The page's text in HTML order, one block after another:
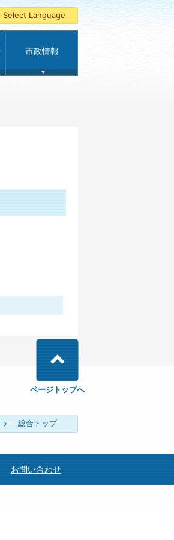
Select Language
市政情報
ページトップへ
総合トップ
お問い合わせ